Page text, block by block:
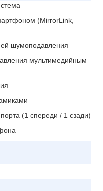
(MirrorLink,
шумоподавления
мультимедийным
(1 спереди / 1 сзади)